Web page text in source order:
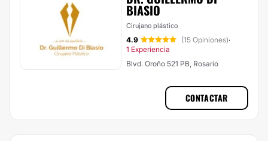
BIASIO
Cirujano plástico
4.9 (15 Opiniones)·
1 Experiencia
Blvd. Oroño 521 PB, Rosario
CONTACTAR